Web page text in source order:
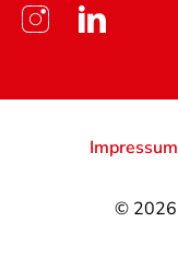
© 2026
Impressum